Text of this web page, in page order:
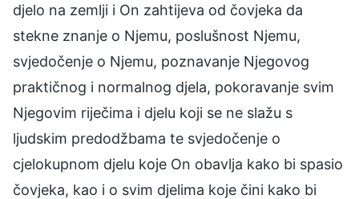
djelo na zemlji i On zahtijeva od čovjeka da
stekne znanje o Njemu, poslušnost Njemu,
svjedočenje o Njemu, poznavanje Njegovog
praktičnog i normalnog djela, pokoravanje svim
Njegovim riječima i djelu koji se ne slažu s
ljudskim predodžbama te svjedočenje o
cjelokupnom djelu koje On obavlja kako bi spasio
čovjeka, kao i o svim djelima koje čini kako bi